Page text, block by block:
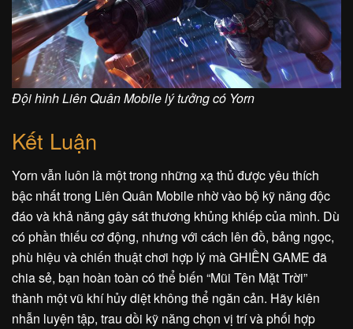
Đội hình Liên Quân Mobile lý tưởng có Yorn
Kết Luận
Yorn vẫn luôn là một trong những xạ thủ được yêu thích
bậc nhất trong Liên Quân Mobile nhờ vào bộ kỹ năng độc
đáo và khả năng gây sát thương khủng khiếp của mình. Dù
có phần thiếu cơ động, nhưng với cách lên đồ, bảng ngọc,
phù hiệu và chiến thuật chơi hợp lý mà GHIỀN GAME đã
chia sẻ, bạn hoàn toàn có thể biến “Mũi Tên Mặt Trời”
thành một vũ khí hủy diệt không thể ngăn cản. Hãy kiên
nhẫn luyện tập, trau dồi kỹ năng chọn vị trí và phối hợp